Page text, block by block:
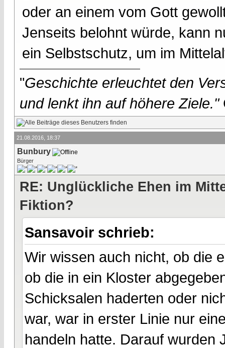
oder an einem vom Gott
Jenseits belohnt würde, kann
ein Selbstschutz, um im
"Geschichte erleuchtet den
und lenkt ihn auf höhere Ziele."
21.08.2016, 18:37
Bunbury
Bürger
RE: Unglückliche Ehen im
Fiktion?
Sansavoir schrieb:
Wir wissen auch nicht, ob die
ob die in ein Kloster
Schicksalen haderten oder
war, war in erster Linie nur
handeln hatte. Darauf wurden